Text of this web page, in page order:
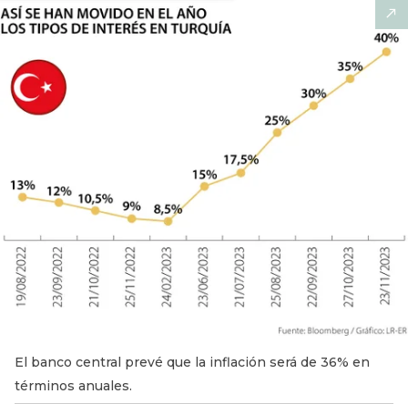
El banco central prevé que la inflación será de 36% en
términos anuales.